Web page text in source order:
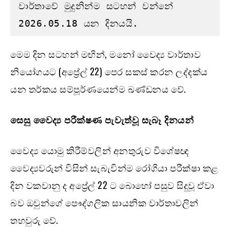
වාර්තාවේ මුදුනින්ම සටහන් වන්නේ
2026.05.18 යන දිනයයි.
මෙම දින සටහන් මඟින්, මනෝ වෛද්‍ය වාර්තාව
නියෝගයට (අප්‍රේල් 22) පෙර සකස් කරන ලද්දක්ය
යන තර්කය සම්පූර්ණයෙන්ම ඛණ්ඩනය වේ.
සෙසු වෛද්‍ය පරීක්ෂණ පැවැත්වූ සැබෑ දිනයන්
වෛද්‍ය යොමු කිරීම්වලින් අනතුරුව විශේෂඥ
වෛද්‍යවරුන් විසින් සැබැවින්ම රෝගියා පරීක්ෂා කළ
දින වකවානු ද අප්‍රේල් 22 ට බොහෝ පසුව සිදුවූ ඒවා
බව ඔවුන්ගේ පෞද්ගලික සායනික වාර්තාවලින්
තහවුරු වේ.